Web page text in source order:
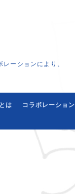
ーションにより、
は コラボレーション